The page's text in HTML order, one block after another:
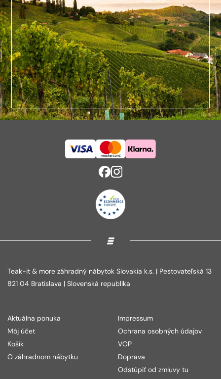
Teak-it & more záhradný nábytok Slovakia k.s. | Pestovateľská 13
821 04 Bratislava | Slovenská republika
Aktuálna ponuka
Môj účet
Košík
O záhradnom nábytku
Impressum
Ochrana osobných údajov
VOP
Doprava
Odstúpiť od zmluvy tu